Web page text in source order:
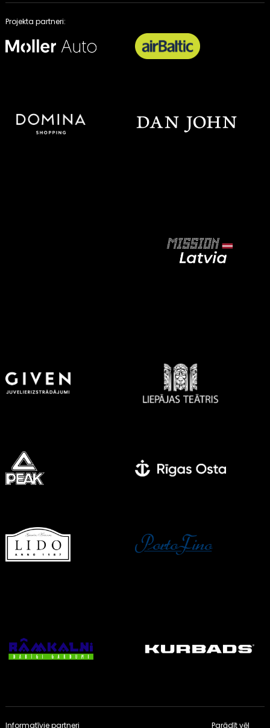
Projekta partneri:
Informatīvie partneri Parādīt vēl